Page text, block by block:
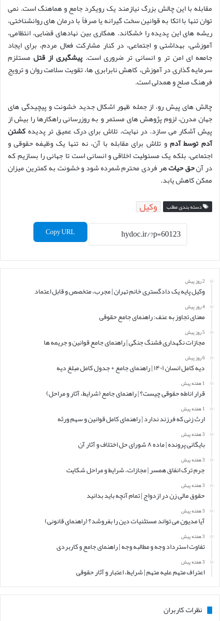
مقابله با این چالش بزرگ نیازمند یک رویکرد جامع و هماهنگ است. نمی
توان تنها با اتکا به قوانین سخت گیرانه یا صرفاً با درمان های روانشناختی،
ریشه های این پدیده را خشکاند. همکاری بین نهادهای قضایی، انتظامی،
آموزشی، بهداشتی و اجتماعی، در کنار مشارکت فعال مردم، برای ایجاد
جامعه ای امن تر و انسانی تر ضروری است.پیشگیری از قتلمستلزم
سرمایه گذاری در آموزش، کاهش نابرابری ها، تقویت سلامت روان و ترویج
فرهنگ صلح و همدلی است.
چالش های پیش رو، از جمله ظهور اشکال جدید خشونت و پیچیدگی های
جهان مدرن، لزوم پژوهش های مستمر و به روزرسانی راهکارها را بیش از
پیش آشکار می سازد. در نهایت، تلاش برای درک عمیق تر پدیدهکشتن
آدم توسط آدم و تلاش برای مقابله با آن، نه تنها یک وظیفه حقوقی و
اجتماعی، بلکه یک مسئولیت اخلاقی و انسانی است تا جهانی را بسازیم که
در آنحق حیاتهر فردی محترم شمرده شود و خشونت به کمترین میزان
ممکن کاهش یابد.
دسته بندی مطلب وکیل
Copy URL
2 روز پیش
وکیل پایه یک دادگستری خانم تهران | مجرب، متخصص و قابل اعتماد
4 روز پیش
معنای تجاوز به عنف: راهنمای جامع حقوقی
5 روز پیش
مجازات نگهداری فشنگ جنگی | راهنمای جامع قوانین و جریمه ها
6 روز پیش
دیه کامل انسان ۱۴۰۱ | راهنمای جامع + جدول کامل مبلغ دیه
1 هفته پیش
قرار اناطه حقوقی چیست؟ | راهنمای جامع (شرایط، آثار و مراحل)
1 هفته پیش
ارث زنی که فرزند ندارد | راهنمای کامل قوانین و سهم ورثه
3 هفته پیش
بایگانی پرونده | ماده ۸ شورای حل اختلاف و آثار آن
3 هفته پیش
جرم ترک انفاق همسر | مجازات، شرایط و مراحل شکایت
3 هفته پیش
حقوق مالی زن در ازدواج | تمام آنچه باید بدانید
3 هفته پیش
آیا مدیون می تواند مستثنیات دین را بفروشد؟ (راهنمای قانونی)
3 هفته پیش
تفاوت استرداد وجه و مطالبه وجه | راهنمای جامع و کاربردی
3 هفته پیش
اعتراف متهم علیه متهم | شرایط، اعتبار و آثار حقوقی
نظرات کاربران